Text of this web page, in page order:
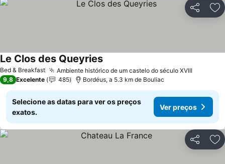
Partilhar
Bed & Breakfast Ambiente histórico de um castelo do século XVIII
Le Clos des Queyries
9,8 Excelente 485 Bordéus, a 5.3 km de Bouliac
Selecione as datas para ver os preços
exatos.
Ver preços
Partilhar